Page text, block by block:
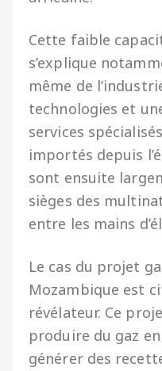
Cette faible
s’explique
même de
technologies et
services
importés depuis
sont ensuite
sièges des
entre les mains
Le cas du projet
Mozambique est
révélateur. Ce
produire du gaz
générer des